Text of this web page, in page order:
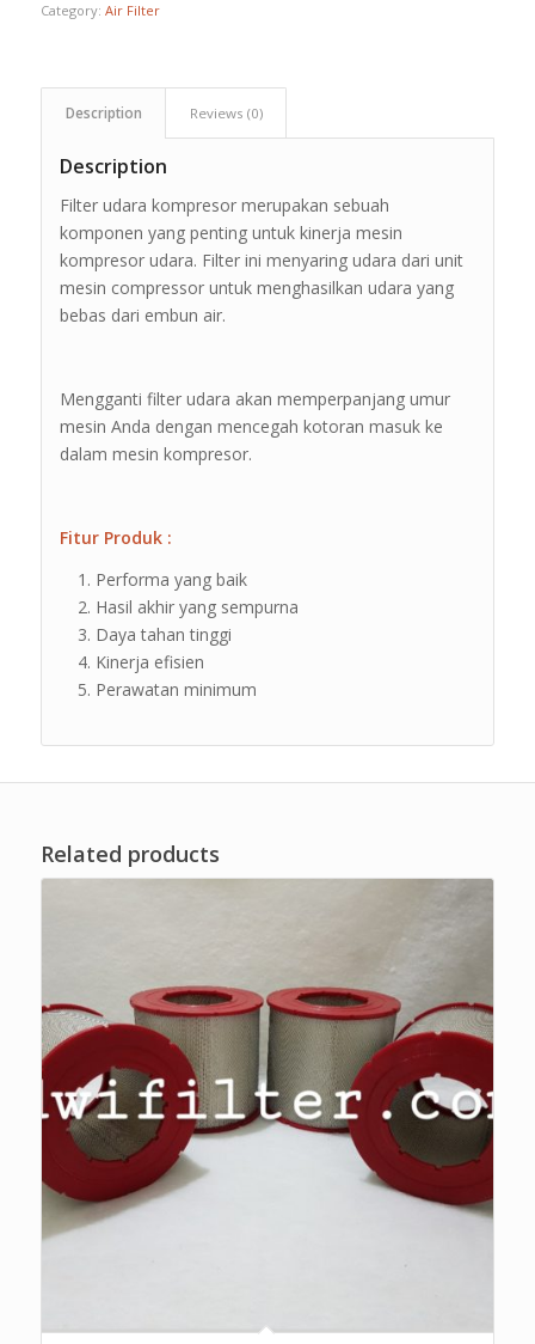
Category: Air Filter
Description Reviews (0)
Description
Filter udara kompresor merupakan sebuah
komponen yang penting untuk kinerja mesin
kompresor udara. Filter ini menyaring udara dari unit
mesin compressor untuk menghasilkan udara yang
bebas dari embun air.
Mengganti filter udara akan memperpanjang umur
mesin Anda dengan mencegah kotoran masuk ke
dalam mesin kompresor.
Fitur Produk :
Performa yang baik
Hasil akhir yang sempurna
Daya tahan tinggi
Kinerja efisien
Perawatan minimum
Related products